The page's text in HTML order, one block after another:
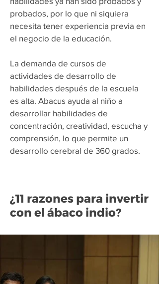
probados, por lo que ni siquiera
necesita tener experiencia previa en
el negocio de la educación.
La demanda de cursos de
actividades de desarrollo de
habilidades después de la escuela
es alta. Abacus ayuda al niño a
desarrollar habilidades de
concentración, creatividad, escucha y
comprensión, lo que permite un
desarrollo cerebral de 360 grados.
¿11 razones para invertir
con el ábaco indio?